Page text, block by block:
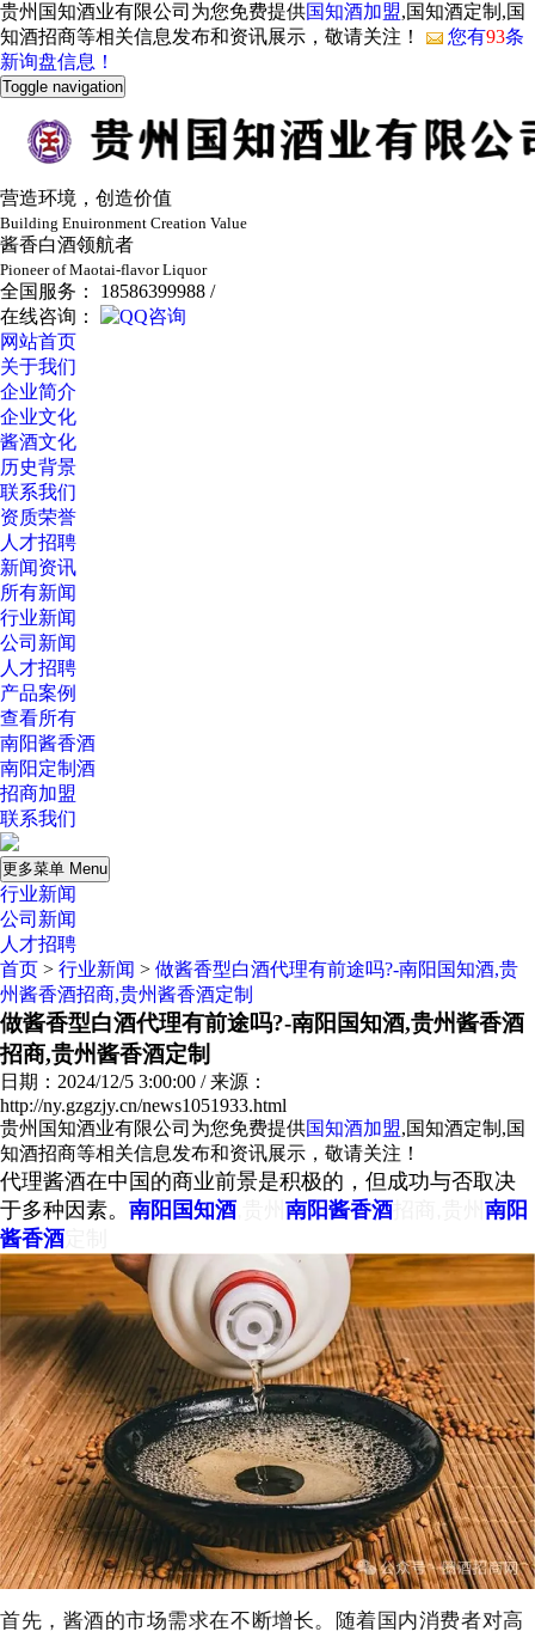
贵州国知酒业有限公司为您免费提供国知酒加盟,国知酒定制,国
知酒招商等相关信息发布和资讯展示，敬请关注！
您有93条
新询盘信息！
Toggle navigation
营造环境，创造价值
Building Enuironment Creation Value
酱香白酒领航者
Pioneer of Maotai-flavor Liquor
全国服务： 18586399988 /
在线咨询：
网站首页
关于我们
企业简介
企业文化
酱酒文化
历史背景
联系我们
资质荣誉
人才招聘
新闻资讯
所有新闻
行业新闻
公司新闻
人才招聘
产品案例
查看所有
南阳酱香酒
南阳定制酒
招商加盟
联系我们
更多菜单 Menu
行业新闻
公司新闻
人才招聘
首页 > 行业新闻 > 做酱香型白酒代理有前途吗?-南阳国知酒,贵
州酱香酒招商,贵州酱香酒定制
做酱香型白酒代理有前途吗?-南阳国知酒,贵州酱香酒
招商,贵州酱香酒定制
日期：2024/12/5 3:00:00 / 来源：
http://ny.gzgzjy.cn/news1051933.html
贵州国知酒业有限公司为您免费提供国知酒加盟,国知酒定制,国
知酒招商等相关信息发布和资讯展示，敬请关注！
代理酱酒在中国的商业前景是积极的，但成功与否取决
于多种因素。 南阳国知酒 南阳酱香酒
南阳
酱香酒
首先，酱酒的市场需求在不断增长。随着国内消费者对高